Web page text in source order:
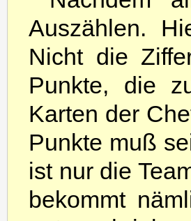
Auszählen.
Nicht die
Punkte, die
Karten der
Punkte muß
ist nur die
bekommt